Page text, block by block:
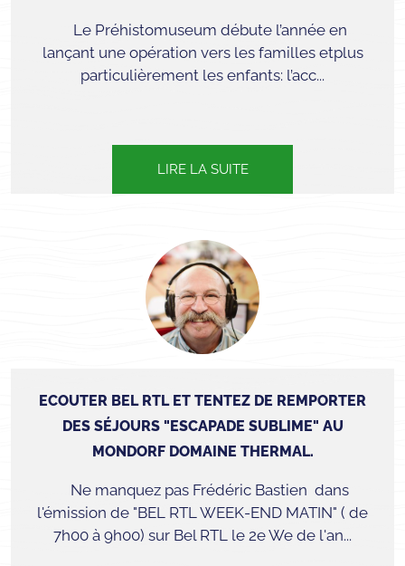
Le Préhistomuseum débute l’année en
lançant une opération vers les familles etplus
particulièrement les enfants: l’acc...
LIRE LA SUITE
ECOUTER BEL RTL ET TENTEZ DE REMPORTER
DES SÉJOURS "ESCAPADE SUBLIME" AU
MONDORF DOMAINE THERMAL.
Ne manquez pas Frédéric Bastien dans
l'émission de "BEL RTL WEEK-END MATIN" ( de
7h00 à 9h00) sur Bel RTL le 2e We de l'an...